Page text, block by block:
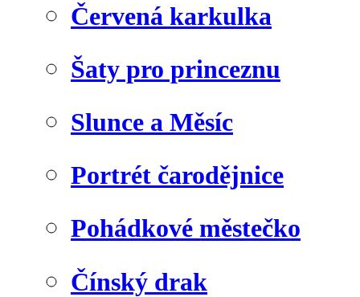
Červená karkulka
Šaty pro princeznu
Slunce a Měsíc
Portrét čarodějnice
Pohádkové městečko
Čínský drak